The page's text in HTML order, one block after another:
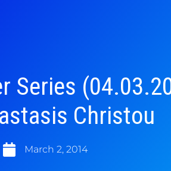
Series
Christou
March 2, 2014